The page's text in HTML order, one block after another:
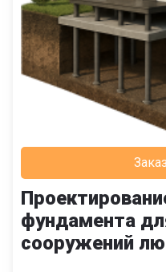
фундамента
сооружений